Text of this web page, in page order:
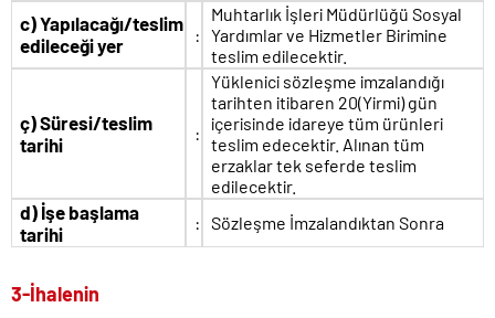
c)Yapılacağı/teslim
edileceği yer
:
Muhtarlık İşleri Müdürlüğü Sosyal
Yardımlar ve Hizmetler Birimine
teslim edilecektir.
ç)Süresi/teslim
tarihi
:
Yüklenici sözleşme imzalandığı
tarihten itibaren 20(Yirmi) gün
içerisinde idareye tüm ürünleri
teslim edecektir. Alınan tüm
erzaklar tek seferde teslim
edilecektir.
d) İşe başlama
tarihi
: Sözleşme İmzalandıktan Sonra
3-İhalenin